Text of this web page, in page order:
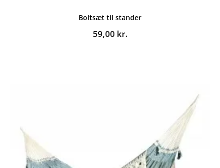
Boltsæt til stander
59,00 kr.